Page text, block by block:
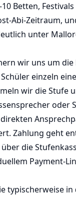
Betten, Festivals
Abi-Zeitraum,
unter
wir uns um
einzeln
wir die Stufe
oder
Zahlung geht
die
Payment-
typischerweise in